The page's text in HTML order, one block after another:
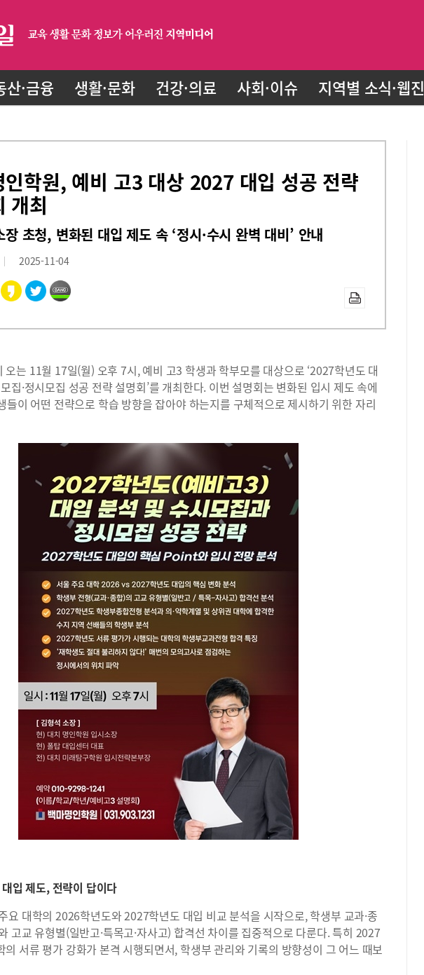
산·금융 생활·문화 건강·의료 사회·이슈 지역별 소식·웹진
인학원, 예비 고3 대상 2027 대입 성공 전략
개최
장 초청, 변화된 대입 제도 속 ‘정시·수시 완벽 대비’ 안내
2025-11-04
오는 11월 17일(월) 오후 7시, 예비 고3 학생과 학부모를 대상으로 ‘2027학년도 대
집·정시모집 성공 전략 설명회’를 개최한다. 이번 설명회는 변화된 입시 제도 속에
들이 어떤 전략으로 학습 방향을 잡아야 하는지를 구체적으로 제시하기 위한 자리
입 제도, 전략이 답이다
요 대학의 2026학년도와 2027학년도 대입 비교 분석을 시작으로, 학생부 교과·종
고교 유형별(일반고·특목고·자사고) 합격선 차이를 집중적으로 다룬다. 특히 2027
의 서류 평가 강화가 본격 시행되면서, 학생부 관리와 기록의 방향성이 그 어느 때보